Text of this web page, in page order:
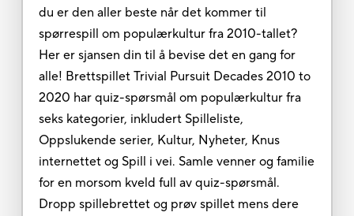
du er den aller beste når det kommer til
spørrespill om populærkultur fra 2010-tallet?
Her er sjansen din til å bevise det en gang for
alle! Brettspillet Trivial Pursuit Decades 2010 to
2020 har quiz-spørsmål om populærkultur fra
seks kategorier, inkludert Spilleliste,
Oppslukende serier, Kultur, Nyheter, Knus
internettet og Spill i vei. Samle venner og familie
for en morsom kveld full av quiz-spørsmål.
Dropp spillebrettet og prøv spillet mens dere